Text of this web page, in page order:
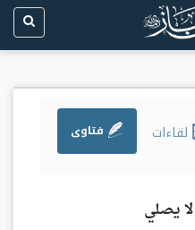
لقاءات فتاوى
يصلي